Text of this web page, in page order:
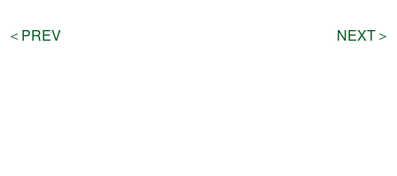
＜PREV NEXT＞